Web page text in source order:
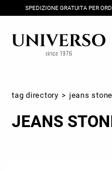
SPEDIZIONE GRATUITA PER
tag directory > jeans
JEANS